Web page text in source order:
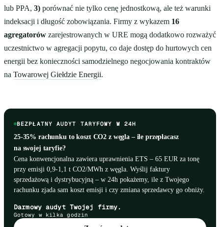
lub PPA, 3) porównać nie tylko cenę jednostkową, ale też warunki
indeksacji i długość zobowiązania. Firmy z wykazem 16
agregatorów zarejestrowanych w URE mogą dodatkowo rozważyć
uczestnictwo w agregacji popytu, co daje dostęp do hurtowych cen
energii bez konieczności samodzielnego negocjowania kontraktów
na Towarowej Giełdzie Energii.
BEZPŁATNY AUDYT TARYFOWY W 24H
25-35% rachunku to koszt CO2 z węgla – ile przepłacasz
na swojej taryfie?
Cena konwencjonalna zawiera uprawnienia ETS – 65 EUR za tonę
przy emisji 0,9-1,1 t CO2/MWh z węgla. Wyślij faktury
sprzedażową i dystrybucyjną – w 24h pokażemy, ile z Twojego
rachunku zjada sam koszt emisji i czy zmiana sprzedawcy go obniży.
Darmowy audyt Twojej firmy.
Gotowy w kilka godzin